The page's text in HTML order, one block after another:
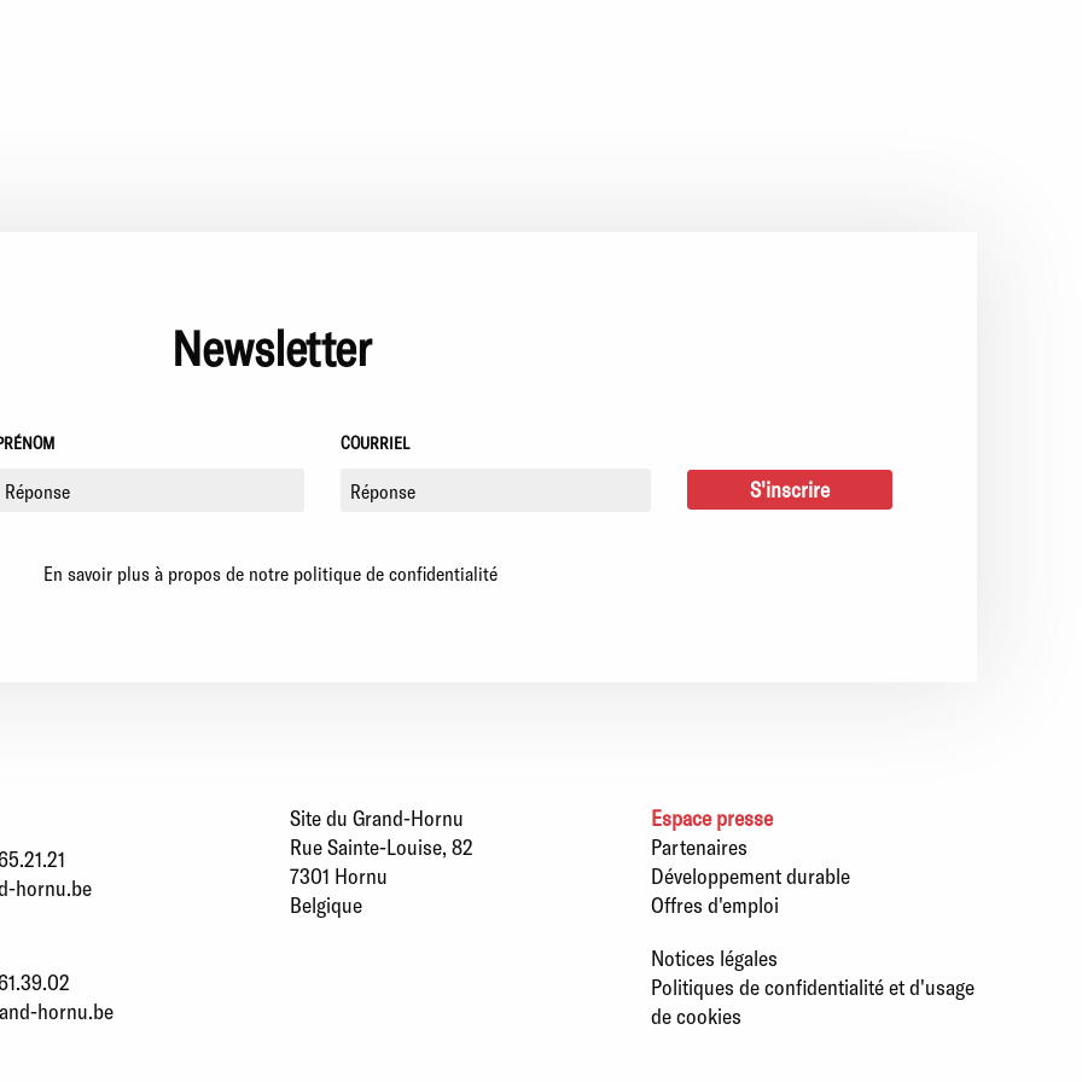
Newsletter
COURRIEL
En savoir plus à propos de notre politique de confidentialité
hornu.be
hornu.be
Site du Grand-Hornu
Rue Sainte-Louise, 82
7301 Hornu
Belgique
Espace presse
Partenaires
Développement durable
Offres d'emploi
Notices légales
Politiques de confidentialité et d'usage
de cookies